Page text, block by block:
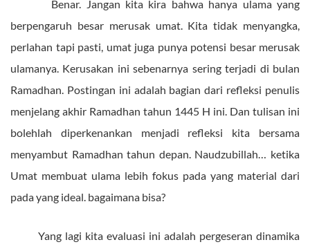
Benar. Jangan kita kira bahwa hanya ulama yang
berpengaruh besar merusak umat. Kita tidak menyangka,
perlahan tapi pasti, umat juga punya potensi besar merusak
ulamanya. Kerusakan ini sebenarnya sering terjadi di bulan
Ramadhan. Postingan ini adalah bagian dari refleksi penulis
menjelang akhir Ramadhan tahun 1445 H ini. Dan tulisan ini
bolehlah diperkenankan menjadi refleksi kita bersama
menyambut Ramadhan tahun depan. Naudzubillah… ketika
Umat membuat ulama lebih fokus pada yang material dari
pada yang ideal. bagaimana bisa?
Yang lagi kita evaluasi ini adalah pergeseran dinamika